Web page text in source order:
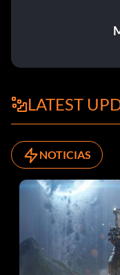
LATEST
NOTICIAS